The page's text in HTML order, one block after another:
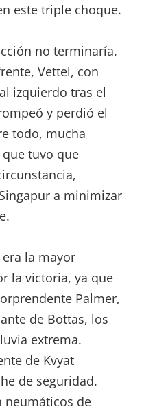
este triple choque.
no terminaría.
Vettel, con
izquierdo tras el
y perdió el
todo, mucha
tuvo que
a minimizar
la mayor
la victoria, ya que
Palmer,
de Bottas, los
extrema.
de Kvyat
de seguridad.
neumáticos de